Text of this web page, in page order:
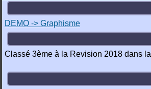
DEMO -> Graphisme
Classé 3ème à la Revision 2018 dans